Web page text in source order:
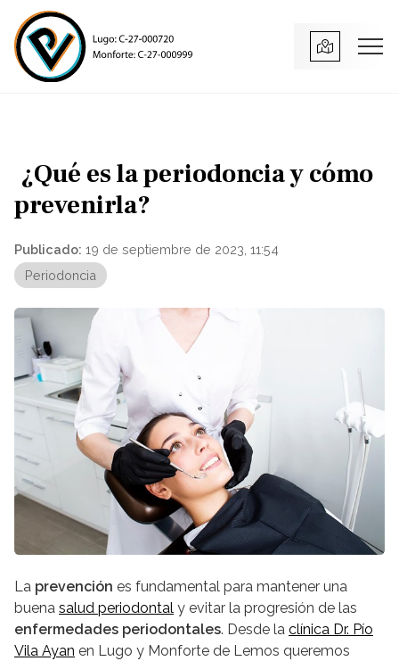
¿Qué es la periodoncia y cómo
prevenirla?
Publicado: 19 de septiembre de 2023, 11:54
Periodoncia
La prevención es fundamental para mantener una
buena salud periodontal y evitar la progresión de las
enfermedades periodontales. Desde la clínica Dr. Pío
Vila Ayan en Lugo y Monforte de Lemos queremos